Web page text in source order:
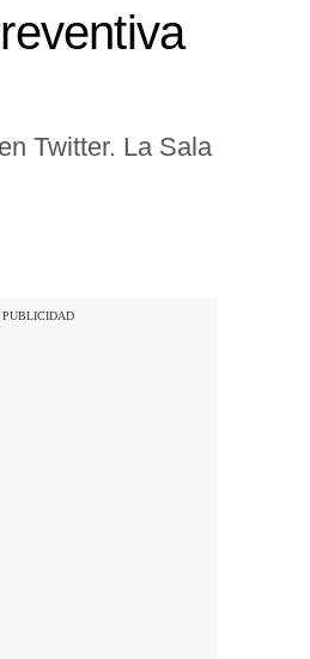
Twitter. La Sala